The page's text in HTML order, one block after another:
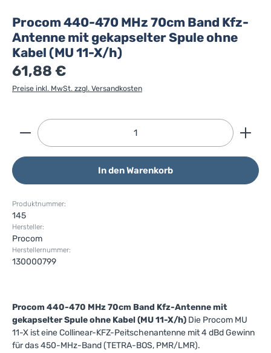
Procom 440-470 MHz 70cm Band Kfz-
Antenne mit gekapselter Spule ohne
Kabel (MU 11-X/h)
61,88 €
Preise inkl. MwSt. zzgl. Versandkosten
Produkt Anzahl: Gib den gewünschten Wert ein
In den Warenkorb
Produktnummer:
145
Hersteller:
Procom
Herstellernummer:
130000799
Procom 440-470 MHz 70cm Band Kfz-Antenne mit
gekapselter Spule ohne Kabel (MU 11-X/h) Die Procom MU
11-X ist eine Collinear-KFZ-Peitschenantenne mit 4 dBd Gewinn
für das 450-MHz-Band (TETRA-BOS, PMR/LMR).